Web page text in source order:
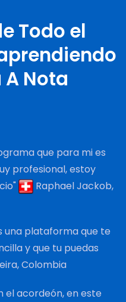
Todo el
Nota
que para mi es
profesional, estoy
Raphael Jackob,
una plataforma que te
y que tu puedas
Colombia
el acordeón, en este